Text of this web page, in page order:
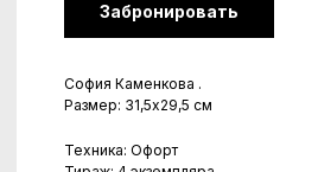
Забронировать
София Каменкова .
Размер: 31,5х29,5 см
Техника: Офорт